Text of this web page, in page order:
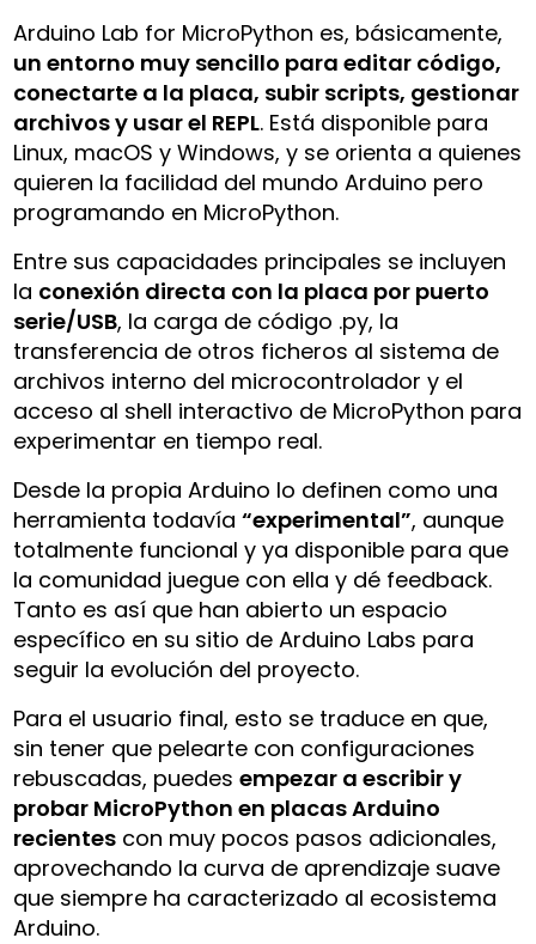
Arduino Lab for MicroPython es, básicamente,
un entorno muy sencillo para editar código,
conectarte a la placa, subir scripts, gestionar
archivos y usar el REPL. Está disponible para
Linux, macOS y Windows, y se orienta a quienes
quieren la facilidad del mundo Arduino pero
programando en MicroPython.
Entre sus capacidades principales se incluyen
la conexión directa con la placa por puerto
serie/USB, la carga de código .py, la
transferencia de otros ficheros al sistema de
archivos interno del microcontrolador y el
acceso al shell interactivo de MicroPython para
experimentar en tiempo real.
Desde la propia Arduino lo definen como una
herramienta todavía“experimental”, aunque
totalmente funcional y ya disponible para que
la comunidad juegue con ella y dé feedback.
Tanto es así que han abierto un espacio
específico en su sitio de Arduino Labs para
seguir la evolución del proyecto.
Para el usuario final, esto se traduce en que,
sin tener que pelearte con configuraciones
rebuscadas, puedesempezar a escribir y
probar MicroPython en placas Arduino
recientes con muy pocos pasos adicionales,
aprovechando la curva de aprendizaje suave
que siempre ha caracterizado al ecosistema
Arduino.